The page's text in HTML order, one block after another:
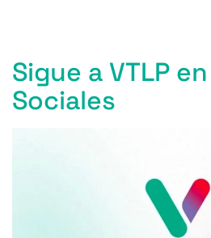
Sigue a VTLP
Sociales